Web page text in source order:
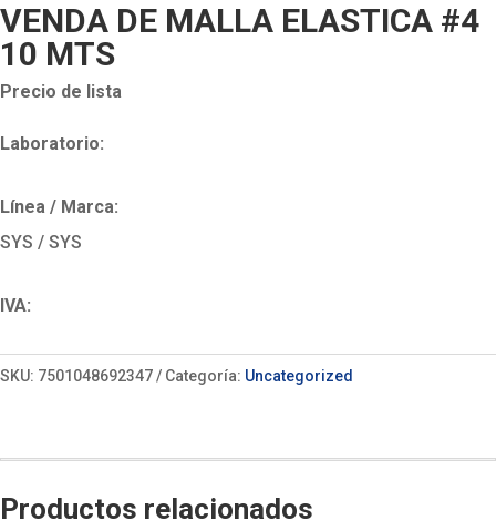
VENDA DE MALLA ELASTICA #4
10 MTS
Precio de lista
Laboratorio:
Línea / Marca:
SYS / SYS
IVA:
SKU: 7501048692347 Categoría: Uncategorized
Productos relacionados